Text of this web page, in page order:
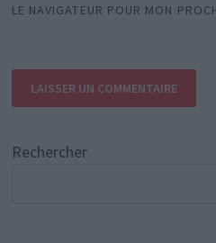
LE NAVIGATEUR POUR MON
Rechercher